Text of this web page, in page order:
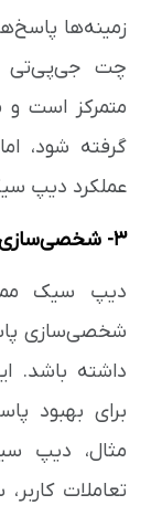
زمینه‌ها
چت جی‌پی‌تی
متمرکز است و
گرفته شود،
عملکرد دیپ
3- شخصی‌سازی پاسخ‌ها
دیپ سیک
شخصی‌سازی
داشته باشد.
برای بهبود
مثال، دیپ
تعاملات